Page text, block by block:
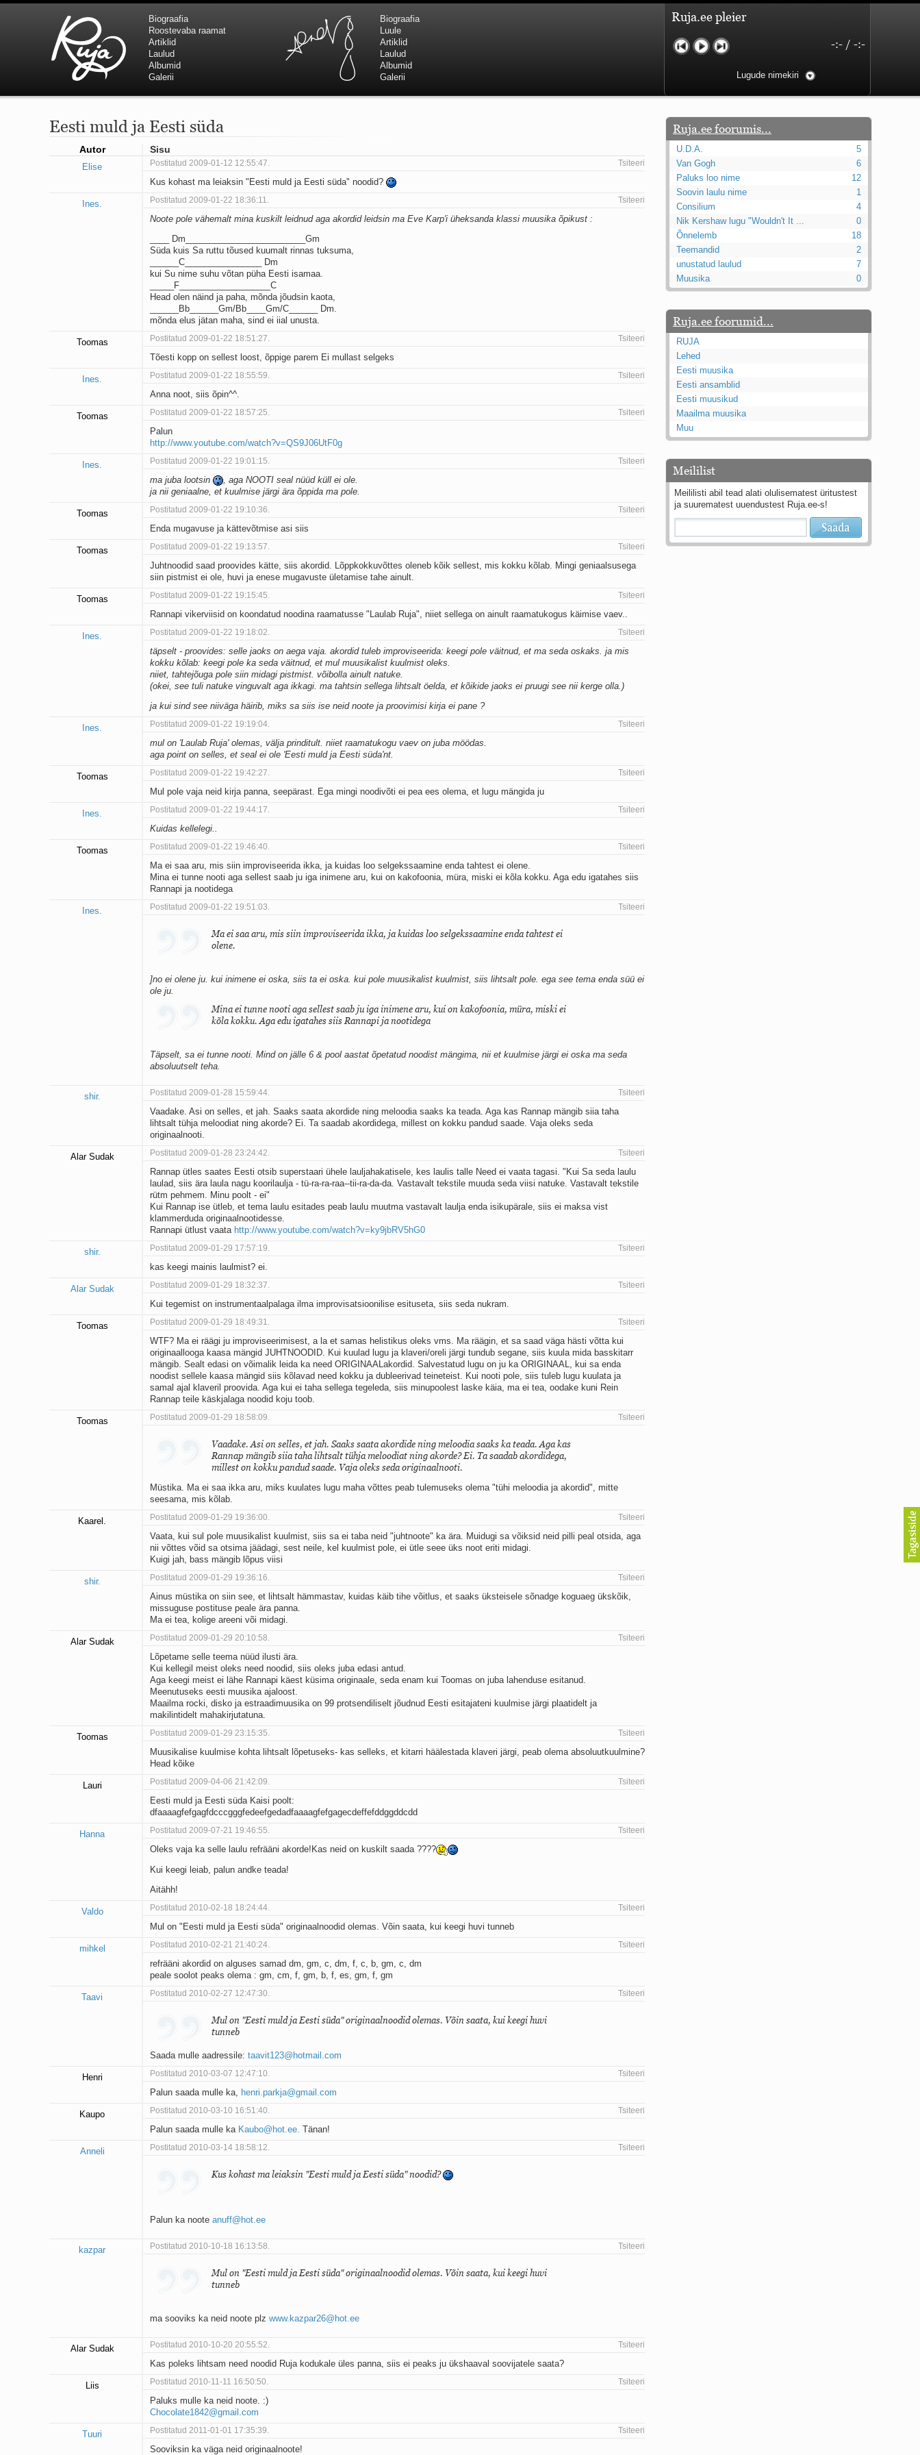
Biograafia
Roostevaba raamat
Artiklid
Laulud
Albumid
Galerii
Biograafia
Luule
Artiklid
Laulud
Albumid
Galerii
Ruja.ee pleier
-:- / -:-
Lugude nimekiri
Eesti muld ja Eesti süda
Autor Sisu
Elise Postitatud 2009-01-12 12:55:47. Tsiteeri
Kus kohast ma leiaksin "Eesti muld ja Eesti süda" noodid?
Ines. Postitatud 2009-01-22 18:36:11. Tsiteeri
Noote pole vähemalt mina kuskilt leidnud aga akordid leidsin ma Eve Karp'i üheksanda klassi muusika õpikust :
____ Dm_________________________Gm
Süda kuis Sa ruttu tõused kuumalt rinnas tuksuma,
______C________________ Dm
kui Su nime suhu võtan püha Eesti isamaa.
_____F___________________C
Head olen näind ja paha, mõnda jõudsin kaota,
______Bb______Gm/Bb____Gm/C______ Dm.
mõnda elus jätan maha, sind ei iial unusta.
Toomas Postitatud 2009-01-22 18:51:27. Tsiteeri
Tõesti kopp on sellest loost, õppige parem Ei mullast selgeks
Ines. Postitatud 2009-01-22 18:55:59. Tsiteeri
Anna noot, siis õpin^^.
Toomas Postitatud 2009-01-22 18:57:25. Tsiteeri
Palun
http://www.youtube.com/watch?v=QS9J06UtF0g
Ines. Postitatud 2009-01-22 19:01:15. Tsiteeri
ma juba lootsin
, aga NOOTI seal nüüd küll ei ole.
ja nii geniaalne, et kuulmise järgi ära õppida ma pole.
Toomas Postitatud 2009-01-22 19:10:36. Tsiteeri
Enda mugavuse ja kättevõtmise asi siis
Toomas Postitatud 2009-01-22 19:13:57. Tsiteeri
Juhtnoodid saad proovides kätte, siis akordid. Lõppkokkuvõttes oleneb kõik sellest, mis kokku kõlab. Mingi geniaalsusega
siin pistmist ei ole, huvi ja enese mugavuste ületamise tahe ainult.
Toomas Postitatud 2009-01-22 19:15:45. Tsiteeri
Rannapi vikerviisid on koondatud noodina raamatusse "Laulab Ruja", niiet sellega on ainult raamatukogus käimise vaev..
Ines. Postitatud 2009-01-22 19:18:02. Tsiteeri
täpselt - proovides: selle jaoks on aega vaja. akordid tuleb improviseerida: keegi pole väitnud, et ma seda oskaks. ja mis
kokku kõlab: keegi pole ka seda väitnud, et mul muusikalist kuulmist oleks.
niiet, tahtejõuga pole siin midagi pistmist. võibolla ainult natuke.
(okei, see tuli natuke vinguvalt aga ikkagi. ma tahtsin sellega lihtsalt öelda, et kõikide jaoks ei pruugi see nii kerge olla.)
ja kui sind see niiväga häirib, miks sa siis ise neid noote ja proovimisi kirja ei pane ?
Ines. Postitatud 2009-01-22 19:19:04. Tsiteeri
mul on 'Laulab Ruja' olemas, välja prinditult. niiet raamatukogu vaev on juba möödas.
aga point on selles, et seal ei ole 'Eesti muld ja Eesti süda'nt.
Toomas Postitatud 2009-01-22 19:42:27. Tsiteeri
Mul pole vaja neid kirja panna, seepärast. Ega mingi noodivõti ei pea ees olema, et lugu mängida ju
Ines. Postitatud 2009-01-22 19:44:17. Tsiteeri
Kuidas kellelegi..
Toomas Postitatud 2009-01-22 19:46:40. Tsiteeri
Ma ei saa aru, mis siin improviseerida ikka, ja kuidas loo selgekssaamine enda tahtest ei olene.
Mina ei tunne nooti aga sellest saab ju iga inimene aru, kui on kakofoonia, müra, miski ei kõla kokku. Aga edu igatahes siis
Rannapi ja nootidega
Ines. Postitatud 2009-01-22 19:51:03. Tsiteeri
Ma ei saa aru, mis siin improviseerida ikka, ja kuidas loo selgekssaamine enda tahtest ei
olene.
]no ei olene ju. kui inimene ei oska, siis ta ei oska. kui pole muusikalist kuulmist, siis lihtsalt pole. ega see tema enda süü ei
ole ju.
Mina ei tunne nooti aga sellest saab ju iga inimene aru, kui on kakofoonia, müra, miski ei
kõla kokku. Aga edu igatahes siis Rannapi ja nootidega
Täpselt, sa ei tunne nooti. Mind on jälle 6 & pool aastat õpetatud noodist mängima, nii et kuulmise järgi ei oska ma seda
absoluutselt teha.
shir. Postitatud 2009-01-28 15:59:44. Tsiteeri
Vaadake. Asi on selles, et jah. Saaks saata akordide ning meloodia saaks ka teada. Aga kas Rannap mängib siia taha
lihtsalt tühja meloodiat ning akorde? Ei. Ta saadab akordidega, millest on kokku pandud saade. Vaja oleks seda
originaalnooti.
Alar Sudak Postitatud 2009-01-28 23:24:42. Tsiteeri
Rannap ütles saates Eesti otsib superstaari ühele lauljahakatisele, kes laulis talle Need ei vaata tagasi. "Kui Sa seda laulu
laulad, siis ära laula nagu koorilaulja - tü-ra-ra-raa--tii-ra-da-da. Vastavalt tekstile muuda seda viisi natuke. Vastavalt tekstile
rütm pehmem. Minu poolt - ei"
Kui Rannap ise ütleb, et tema laulu esitades peab laulu muutma vastavalt laulja enda isikupärale, siis ei maksa vist
klammerduda originaalnootidesse.
Rannapi ütlust vaata http://www.youtube.com/watch?v=ky9jbRV5hG0
shir. Postitatud 2009-01-29 17:57:19. Tsiteeri
kas keegi mainis laulmist? ei.
Alar Sudak Postitatud 2009-01-29 18:32:37. Tsiteeri
Kui tegemist on instrumentaalpalaga ilma improvisatsioonilise esituseta, siis seda nukram.
Toomas Postitatud 2009-01-29 18:49:31. Tsiteeri
WTF? Ma ei räägi ju improviseerimisest, a la et samas helistikus oleks vms. Ma räägin, et sa saad väga hästi võtta kui
originaallooga kaasa mängid JUHTNOODID. Kui kuulad lugu ja klaveri/oreli järgi tundub segane, siis kuula mida basskitarr
mängib. Sealt edasi on võimalik leida ka need ORIGINAALakordid. Salvestatud lugu on ju ka ORIGINAAL, kui sa enda
noodist sellele kaasa mängid siis kõlavad need kokku ja dubleerivad teineteist. Kui nooti pole, siis tuleb lugu kuulata ja
samal ajal klaveril proovida. Aga kui ei taha sellega tegeleda, siis minupoolest laske käia, ma ei tea, oodake kuni Rein
Rannap teile käskjalaga noodid koju toob.
Toomas Postitatud 2009-01-29 18:58:09. Tsiteeri
Vaadake. Asi on selles, et jah. Saaks saata akordide ning meloodia saaks ka teada. Aga kas
Rannap mängib siia taha lihtsalt tühja meloodiat ning akorde? Ei. Ta saadab akordidega,
millest on kokku pandud saade. Vaja oleks seda originaalnooti.
Müstika. Ma ei saa ikka aru, miks kuulates lugu maha võttes peab tulemuseks olema "tühi meloodia ja akordid", mitte
seesama, mis kõlab.
Kaarel. Postitatud 2009-01-29 19:36:00. Tsiteeri
Vaata, kui sul pole muusikalist kuulmist, siis sa ei taba neid "juhtnoote" ka ära. Muidugi sa võiksid neid pilli peal otsida, aga
nii võttes võid sa otsima jäädagi, sest neile, kel kuulmist pole, ei ütle seee üks noot eriti midagi.
Kuigi jah, bass mängib lõpus viisi
shir. Postitatud 2009-01-29 19:36:16. Tsiteeri
Ainus müstika on siin see, et lihtsalt hämmastav, kuidas käib tihe võitlus, et saaks üksteisele sõnadge koguaeg ükskõik,
missuguse postituse peale ära panna.
Ma ei tea, kolige areeni või midagi.
Alar Sudak Postitatud 2009-01-29 20:10:58. Tsiteeri
Lõpetame selle teema nüüd ilusti ära.
Kui kellegil meist oleks need noodid, siis oleks juba edasi antud.
Aga keegi meist ei lähe Rannapi käest küsima originaale, seda enam kui Toomas on juba lahenduse esitanud.
Meenutuseks eesti muusika ajaloost.
Maailma rocki, disko ja estraadimuusika on 99 protsendiliselt jõudnud Eesti esitajateni kuulmise järgi plaatidelt ja
makilintidelt mahakirjutatuna.
Toomas Postitatud 2009-01-29 23:15:35. Tsiteeri
Muusikalise kuulmise kohta lihtsalt lõpetuseks- kas selleks, et kitarri häälestada klaveri järgi, peab olema absoluutkuulmine?
Head kõike
Lauri Postitatud 2009-04-06 21:42:09. Tsiteeri
Eesti muld ja Eesti süda Kaisi poolt:
dfaaaagfefgagfdcccgggfedeefgedadfaaaagfefgagecdeffefddggddcdd
Hanna Postitatud 2009-07-21 19:46:55. Tsiteeri
Oleks vaja ka selle laulu refrääni akorde!Kas neid on kuskilt saada ????
Kui keegi leiab, palun andke teada!
Aitähh!
Valdo Postitatud 2010-02-18 18:24:44. Tsiteeri
Mul on "Eesti muld ja Eesti süda" originaalnoodid olemas. Võin saata, kui keegi huvi tunneb
mihkel Postitatud 2010-02-21 21:40:24. Tsiteeri
refrääni akordid on alguses samad dm, gm, c, dm, f, c, b, gm, c, dm
peale soolot peaks olema : gm, cm, f, gm, b, f, es, gm, f, gm
Taavi Postitatud 2010-02-27 12:47:30. Tsiteeri
Mul on "Eesti muld ja Eesti süda" originaalnoodid olemas. Võin saata, kui keegi huvi
tunneb
Saada mulle aadressile: taavit123@hotmail.com
Henri Postitatud 2010-03-07 12:47:10. Tsiteeri
Palun saada mulle ka, henri.parkja@gmail.com
Kaupo Postitatud 2010-03-10 16:51:40. Tsiteeri
Palun saada mulle ka Kaubo@hot.ee. Tänan!
Anneli Postitatud 2010-03-14 18:58:12. Tsiteeri
Kus kohast ma leiaksin "Eesti muld ja Eesti süda" noodid?
Palun ka noote anuff@hot.ee
kazpar Postitatud 2010-10-18 16:13:58. Tsiteeri
Mul on "Eesti muld ja Eesti süda" originaalnoodid olemas. Võin saata, kui keegi huvi
tunneb
ma sooviks ka neid noote plz www.kazpar26@hot.ee
Alar Sudak Postitatud 2010-10-20 20:55:52. Tsiteeri
Kas poleks lihtsam need noodid Ruja kodukale üles panna, siis ei peaks ju ükshaaval soovijatele saata?
Liis Postitatud 2010-11-11 16:50:50. Tsiteeri
Paluks mulle ka neid noote. :)
Chocolate1842@gmail.com
Tuuri Postitatud 2011-01-01 17:35:39. Tsiteeri
Sooviksin ka väga neid originaalnoote!
Ruja.ee foorumis...
U.D.A.
5
Van Gogh
6
Paluks loo nime
12
Soovin laulu nime
1
Consilium
4
Nik Kershaw lugu "Wouldn't It ...
0
Õnnelemb
18
Teemandid
2
unustatud laulud
7
Muusika
0
Ruja.ee foorumid...
RUJA
Lehed
Eesti muusika
Eesti ansamblid
Eesti muusikud
Maailma muusika
Muu
Meililist
Meililisti abil tead alati olulisematest üritustest
ja suurematest uuendustest Ruja.ee-s!